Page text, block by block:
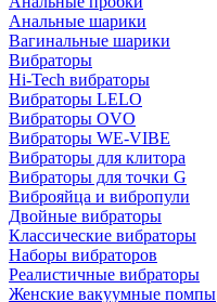
Анальные шарики
Вагинальные шарики
Вибраторы
Hi-Tech вибраторы
Вибраторы LELO
Вибраторы OVO
Вибраторы WE-VIBE
Вибраторы для клитора
Вибраторы для точки G
Виброяйца и вибропули
Двойные вибраторы
Классические вибраторы
Наборы вибраторов
Реалистичные вибраторы
Женские вакуумные помпы